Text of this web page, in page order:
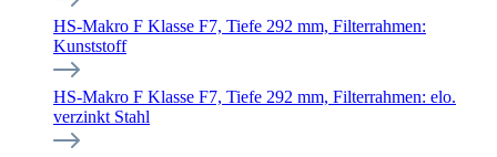
HS-Makro F Klasse F7, Tiefe 292 mm, Filterrahmen:
Kunststoff
HS-Makro F Klasse F7, Tiefe 292 mm, Filterrahmen: elo.
verzinkt Stahl